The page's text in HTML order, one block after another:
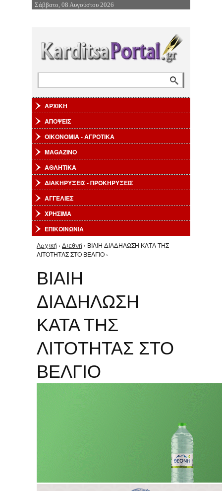
Επιστροφή στην Πλοήγηση
Σάββατο, 08 Αυγούστου 2026
ΑΡΧΙΚΗ
ΑΠΟΨΕΙΣ
ΟΙΚΟΝΟΜΙΑ - ΑΓΡΟΤΙΚΑ
MAGAZINO
ΑΘΛΗΤΙΚΑ
ΔΙΑΚΗΡΥΞΕΙΣ - ΠΡΟΚΗΡΥΞΕΙΣ
ΑΓΓΕΛΙΕΣ
ΧΡΗΣΙΜΑ
ΕΠΙΚΟΙΝΩΝΙΑ
Είστε εδώ
Αρχική › Διεθνή › ΒΙΑΙΗ ΔΙΑΔΗΛΩΣΗ ΚΑΤΑ ΤΗΣ
ΛΙΤΟΤΗΤΑΣ ΣΤΟ ΒΕΛΓΙΟ ›
ΒΙΑΙΗ
ΔΙΑΔΗΛΩΣΗ
ΚΑΤΑ ΤΗΣ
ΛΙΤΟΤΗΤΑΣ ΣΤΟ
ΒΕΛΓΙΟ